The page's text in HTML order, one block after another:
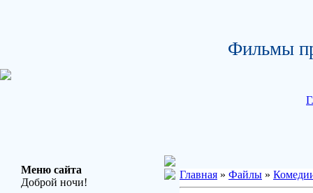
Фильмы
Меню сайта
Доброй ночи!
Главная » Файлы »